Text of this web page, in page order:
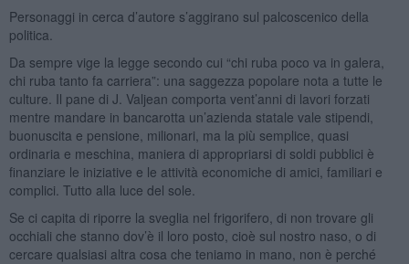
Personaggi in cerca d’autore s’aggirano sul palcoscenico della
politica.
Da sempre vige la legge secondo cui “chi ruba poco va in galera,
chi ruba tanto fa carriera”: una saggezza popolare nota a tutte le
culture. Il pane di J. Valjean comporta vent’anni di lavori forzati
mentre mandare in bancarotta un’azienda statale vale stipendi,
buonuscita e pensione, milionari, ma la più semplice, quasi
ordinaria e meschina, maniera di appropriarsi di soldi pubblici è
finanziare le iniziative e le attività economiche di amici, familiari e
complici. Tutto alla luce del sole.
Se ci capita di riporre la sveglia nel frigorifero, di non trovare gli
occhiali che stanno dov’è il loro posto, cioè sul nostro naso, o di
cercare qualsiasi altra cosa che teniamo in mano, non è perché